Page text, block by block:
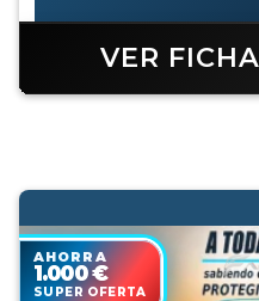
VER
AHORRA
1.000 €
SUPER OFERTA